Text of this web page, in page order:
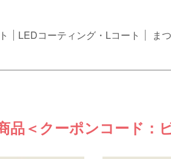
LEDコーティング・Lコート ま
品＜クーポンコード：